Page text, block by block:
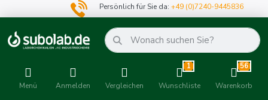
Persönlich für Sie da:+49 (0)7240-9445836
Menü Anmelden Vergleichen
1
Wunschliste
56
Warenkorb